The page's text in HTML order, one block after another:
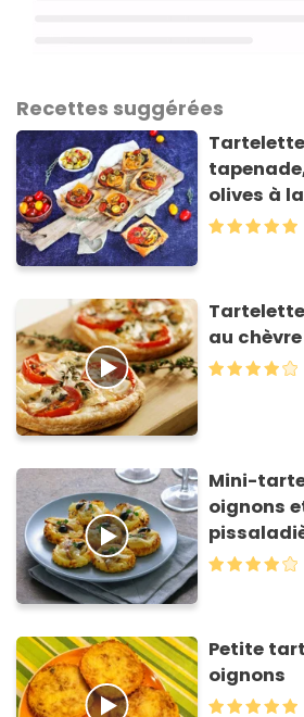
Recettes suggérées
olives à la
au chèvre
Mini-
oignons
Petite
oignons